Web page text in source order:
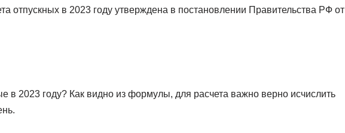
отпускных в 2023 году утверждена в постановлении Правительства РФ от
в 2023 году? Как видно из формулы, для расчета важно верно исчислить